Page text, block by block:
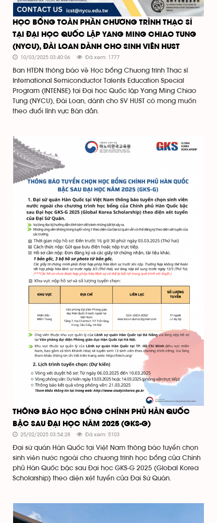
HỌC BỔNG TOÀN PHẦN CHƯƠNG TRÌNH THẠC SĨ
TẠI ĐẠI HỌC QUỐC LẬP YANG MING CHIAO TUNG
(NYCU), ĐÀI LOAN DÀNH CHO SINH VIÊN HUST
10/03/2025 03:40:06 Đã xem: 1777
Ban HTĐN thông báo về Học bổng Chương trình Thạc sĩ
International Semiconductor Talents Education Special
Program (INTENSE) tại Đại học Quốc lập Yang Ming Chiao
Tung (NYCU), Đài Loan, dành cho SV HUST có mong muốn
theo đuổi lĩnh vực Bán dẫn.
THÔNG BÁO HỌC BỔNG CHÍNH PHỦ HÀN QUỐC
BẬC SAU ĐẠI HỌC NĂM 2025 (GKS-G)
25/02/2025 03:54:28 Đã xem: 5103
Đại sứ quán Hàn Quốc tại Việt Nam thông báo tuyển chọn
sinh viên nước ngoài cho chương trình học bổng của Chính
phủ Hàn Quốc bậc sau Đại học GKS-G 2025 (Global Korea
Scholarship) theo diện xét tuyển của Đại Sứ Quán.